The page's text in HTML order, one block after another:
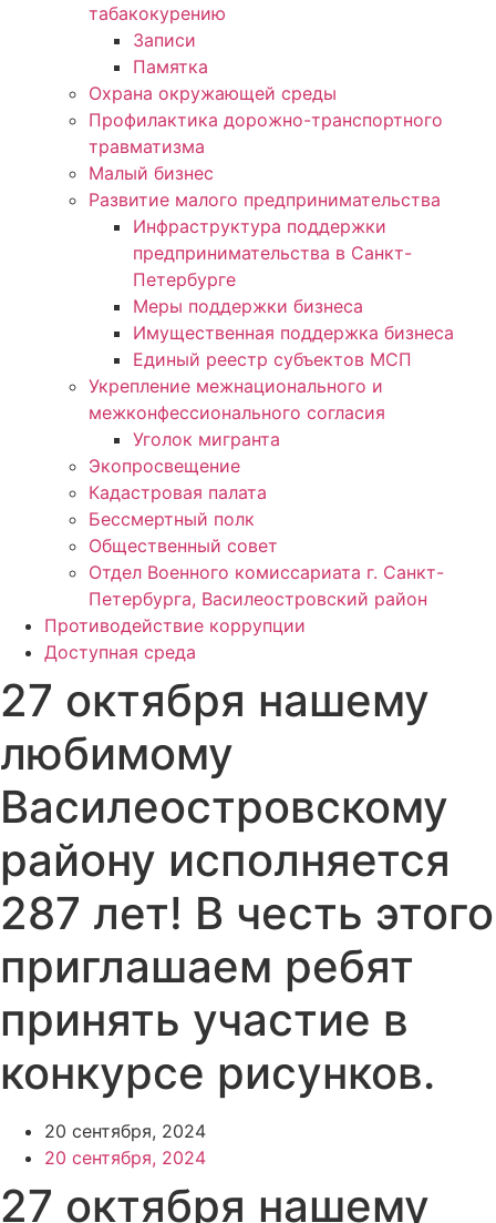
табакокурению
Записи
Памятка
Охрана окружающей среды
Профилактика дорожно-транспортного
травматизма
Малый бизнес
Развитие малого предпринимательства
Инфраструктура поддержки
предпринимательства в Санкт-
Петербурге
Меры поддержки бизнеса
Имущественная поддержка бизнеса
Единый реестр субъектов МСП
Укрепление межнационального и
межконфессионального согласия
Уголок мигранта
Экопросвещение
Кадастровая палата
Бессмертный полк
Общественный совет
Отдел Военного комиссариата г. Санкт-
Петербурга, Василеостровский район
Противодействие коррупции
Доступная среда
27 октября нашему
любимому
Василеостровскому
району исполняется
287 лет! В честь этого
приглашаем ребят
принять участие в
конкурсе рисунков.
20 сентября, 2024
20 сентября, 2024
27 октября нашему